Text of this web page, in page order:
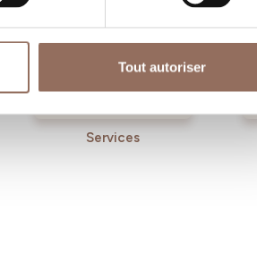
Tout autoriser
Services